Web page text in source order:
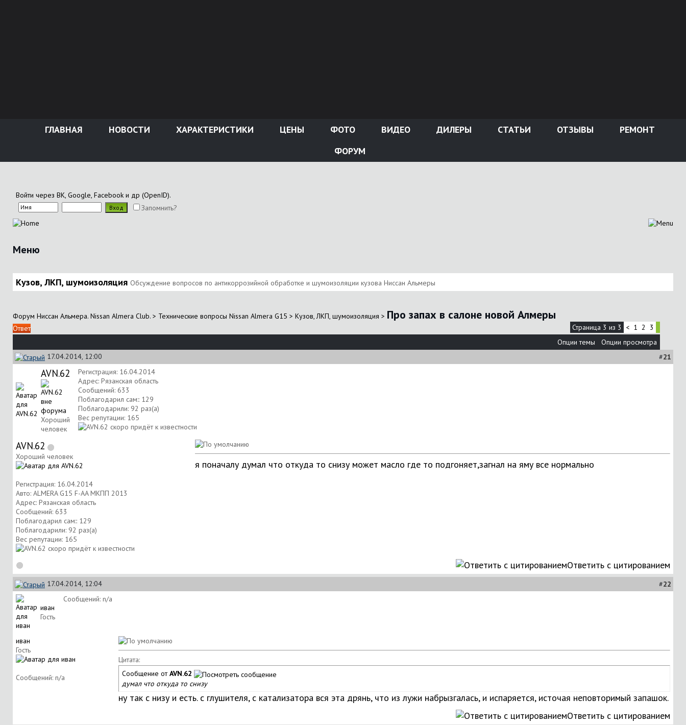
ГЛАВНАЯ НОВОСТИ ХАРАКТЕРИСТИКИ ЦЕНЫ ФОТО ВИДЕО ДИЛЕРЫ СТАТЬИ ОТЗЫВЫ
РЕМОНТ
ФОРУМ
Войти через ВК, Google, Facebook и др (OpenID).
Запомнить?
Меню
Кузов, ЛКП, шумоизоляция Обсуждение вопросов по антикоррозийной обработке и шумоизоляции кузова Ниссан Альмеры
Форум Ниссан Альмера. Nissan Almera Club. > Технические вопросы Nissan Almera G15 > Кузов, ЛКП, шумоизоляция > Про запах в салоне новой Алмеры
Ответ Страница 3 из 3 < 1 2
3
Опции темы
Опции просмотра
17.04.2014, 12:00
#21
AVN.62
Хороший
человек
Регистрация: 16.04.2014
Адрес: Рязанская область
Сообщений: 633
Поблагодарил сам:: 129
Поблагодарили: 92 раз(а)
Вес репутации: 165
AVN.62
Хороший человек
Регистрация: 16.04.2014
Авто: ALMERA G15 F-AA МКПП 2013
Адрес: Рязанская область
Сообщений: 633
Поблагодарил сам:: 129
Поблагодарили: 92 раз(а)
Вес репутации: 165
я поначалу думал что откуда то снизу может масло где то подгоняет,загнал на яму все нормально
Ответить с цитированием
17.04.2014, 12:04 #22
иван
Гость
Сообщений: n/a
иван
Гость
Сообщений: n/a
Цитата:
Сообщение отAVN.62
думал что откуда то снизу
ну так с низу и есть. с глушителя, с катализатора вся эта дрянь, что из лужи набрызгалась, и испаряется, источая неповторимый запашок.
Ответить с цитированием